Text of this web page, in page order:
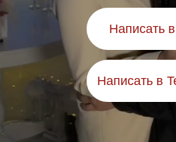
Написать
Написать в